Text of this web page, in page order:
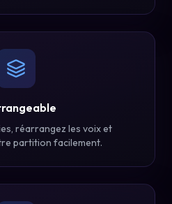
réarrangez les voix et
partition facilement.